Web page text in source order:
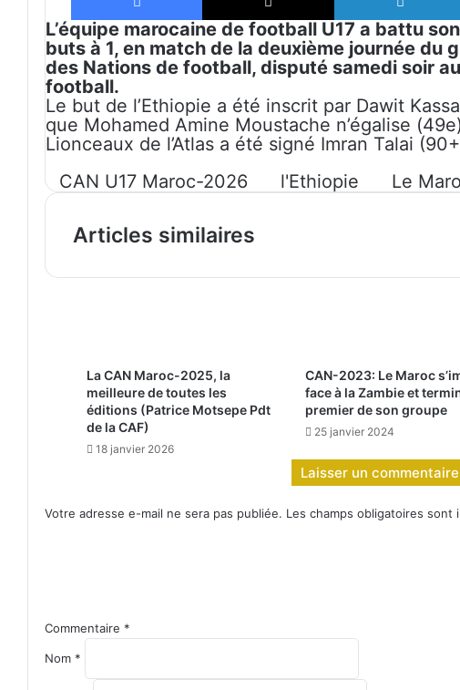
L’équipe marocaine de football U17 a battu
buts à 1, en match de la deuxième journée du
des Nations de football, disputé samedi soir
football.
Le but de l’Ethiopie a été inscrit par Dawit
que Mohamed Amine Moustache n’égalise
Lionceaux de l’Atlas a été signé Imran Talai
CAN U17 Maroc-2026
l'Ethiopie Le
Articles similaires
La CAN Maroc-2025, la
meilleure de toutes les
éditions (Patrice Motsepe Pdt
de la CAF)
18 janvier 2026
CAN-2023: Le Maroc
face à la Zambie et
premier de son groupe
25 janvier 2024
Laisser un commentaire
Votre adresse e-mail ne sera pas publiée. Les champs obligatoires sont
Commentaire *
Nom *